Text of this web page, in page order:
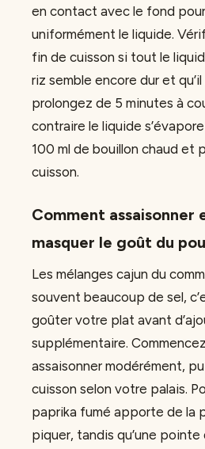
en contact avec le fond
uniformément le liquide.
fin de cuisson si tout le
riz semble encore dur et
prolongez de 5 minutes à
contraire le liquide
100 ml de bouillon chaud et
cuisson.
Comment assaisonner
masquer le goût du
Les mélanges cajun du
souvent beaucoup de sel,
goûter votre plat avant
supplémentaire.
assaisonner modérément,
cuisson selon votre palais.
paprika fumé apporte de la
piquer, tandis qu’une